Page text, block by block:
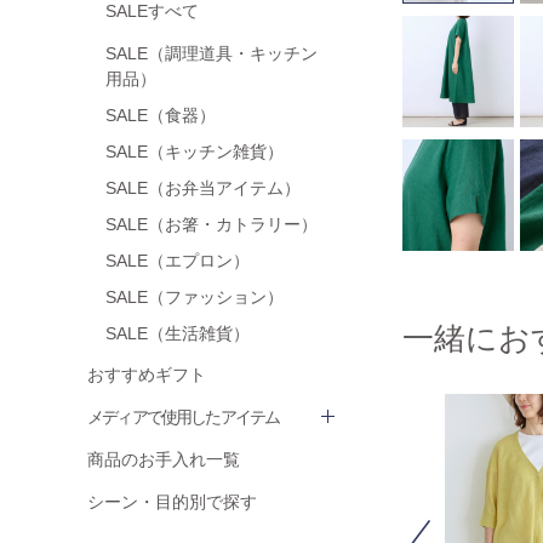
SALEすべて
SALE（調理道具・キッチン
用品）
SALE（食器）
SALE（キッチン雑貨）
SALE（お弁当アイテム）
SALE（お箸・カトラリー）
SALE（エプロン）
SALE（ファッション）
SALE（生活雑貨）
おすすめギフト
メディアで使用したアイテム
商品のお手入れ一覧
シーン・目的別で探す
一緒にお